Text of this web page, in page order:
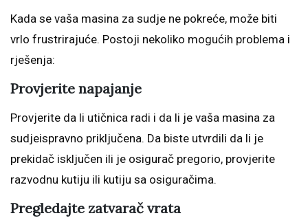
Kada se vaša masina za sudje ne pokreće, može biti
vrlo frustrirajuće. Postoji nekoliko mogućih problema i
rješenja:
Provjerite napajanje
Provjerite da li utičnica radi i da li je vaša masina za
sudjeispravno priključena. Da biste utvrdili da li je
prekidač isključen ili je osigurač pregorio, provjerite
razvodnu kutiju ili kutiju sa osiguračima.
Pregledajte zatvarač vrata